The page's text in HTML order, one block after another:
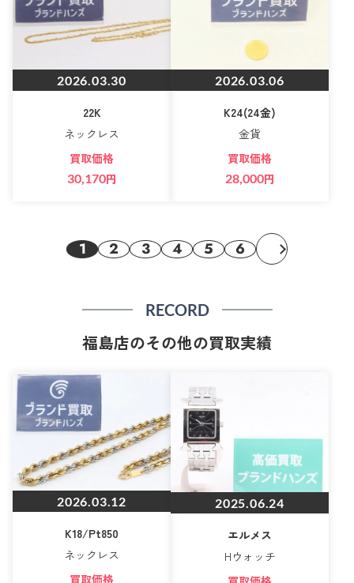
2026.03.30
22K
ネックレス
買取価格
30,170円
2026.03.06
K24(24金)
金貨
買取価格
28,000円
1 2 3 4 5 6
RECORD
福島店のその他の買取実績
2026.03.12
K18/Pt850
ネックレス
買取価格
2025.06.24
エルメス
Hウォッチ